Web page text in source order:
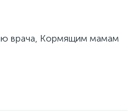
врача, Кормящим мамам